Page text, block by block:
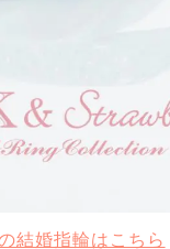
結婚指輪はこちら